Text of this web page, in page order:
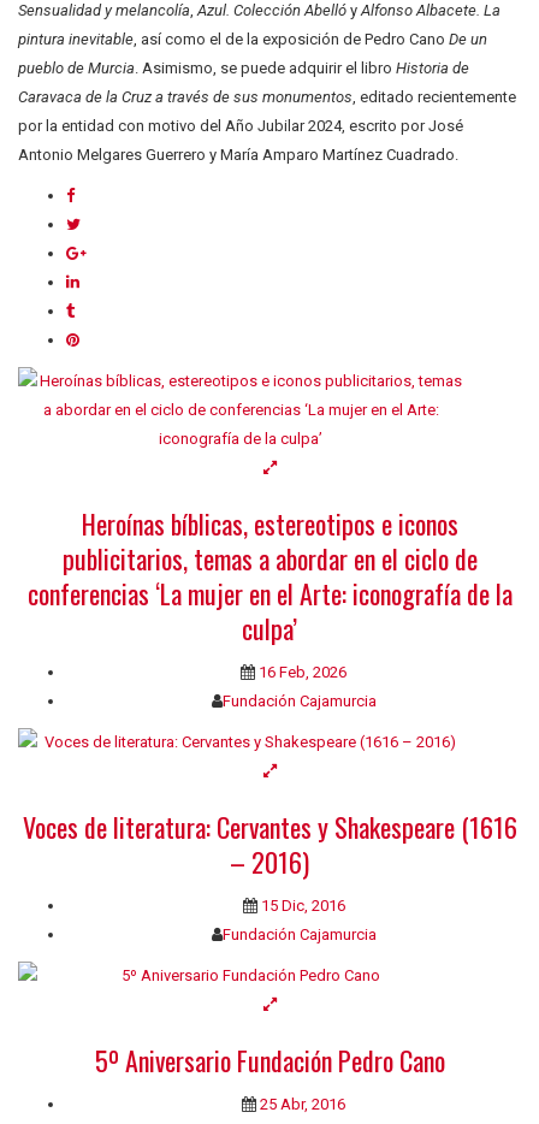
Sensualidad y melancolía,Azul. Colección Abelló yAlfonso Albacete. La
pintura inevitable, así como el de la exposición de Pedro Cano De un
pueblo de Murcia. Asimismo, se puede adquirir el libro Historia de
Caravaca de la Cruz a través de sus monumentos, editado recientemente
por la entidad con motivo del Año Jubilar 2024, escrito por José
Antonio Melgares Guerrero y María Amparo Martínez Cuadrado.
Heroínas bíblicas, estereotipos e iconos
publicitarios, temas a abordar en el ciclo de
conferencias ‘La mujer en el Arte: iconografía de la
culpa’
16 Feb, 2026
Fundación Cajamurcia
Voces de literatura: Cervantes y Shakespeare (1616
– 2016)
15 Dic, 2016
Fundación Cajamurcia
5º Aniversario Fundación Pedro Cano
25 Abr, 2016